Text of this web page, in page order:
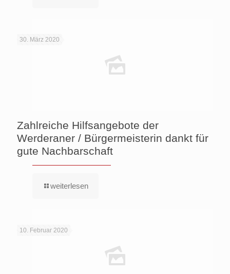
30. März 2020
Zahlreiche Hilfsangebote der
Werderaner / Bürgermeisterin dankt für
gute Nachbarschaft
weiterlesen
10. Februar 2020